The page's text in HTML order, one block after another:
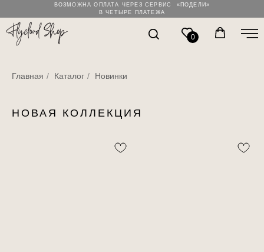
ВОЗМОЖНА ОПЛАТА ЧЕРЕЗ СЕРВИС «ПОДЕЛИ»
В ЧЕТЫРЕ ПЛАТЕЖА
0
Главная / Каталог / Новинки
НОВАЯ КОЛЛЕКЦИЯ